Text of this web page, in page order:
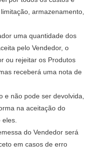
armazenamento,
uma quantidade dos
pelo Vendedor, o
ou rejeitar os Produtos
receberá uma nota de
e não pode ser devolvida,
na aceitação do
eles.
do Vendedor será
em casos de erro